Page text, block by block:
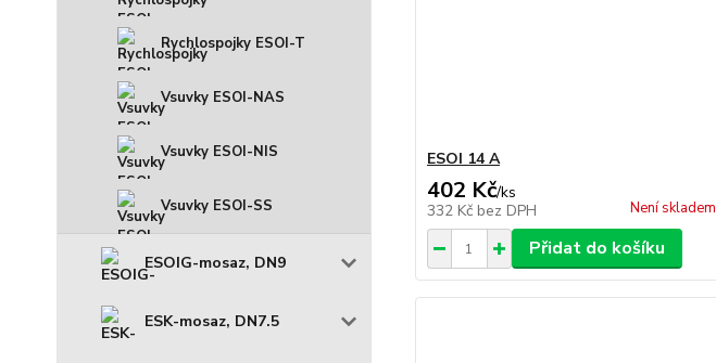
Rychlospojky ESOI-T
Vsuvky ESOI-NAS
Vsuvky ESOI-NIS
Vsuvky ESOI-SS
ESOIG-mosaz, DN9
ESK-mosaz, DN7.5
ESOI 14 A
402 Kč/ks
332 Kč bez DPH Není skladem
Přidat do košíku